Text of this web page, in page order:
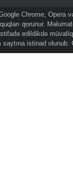
Chrome, Opera
qorunur.
edildikdə
saytına istinad olunub.